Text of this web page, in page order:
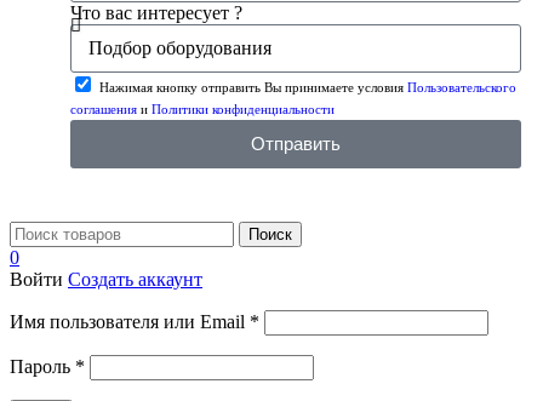
Что вас интересует ?
Нажимая кнопку отправить Вы принимаете условия Пользовательского
соглашения и Политики конфиденциальности
Отправить
Поиск
0
Войти Создать аккаунт
Имя пользователя или Email *
Пароль *